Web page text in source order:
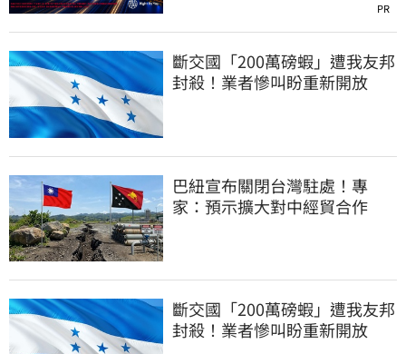
PR
斷交國「200萬磅蝦」遭我友邦
封殺！業者慘叫盼重新開放
巴紐宣布關閉台灣駐處！專
家：預示擴大對中經貿合作
斷交國「200萬磅蝦」遭我友邦
封殺！業者慘叫盼重新開放